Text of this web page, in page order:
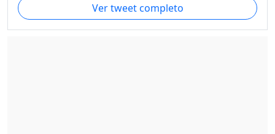
Ver tweet completo